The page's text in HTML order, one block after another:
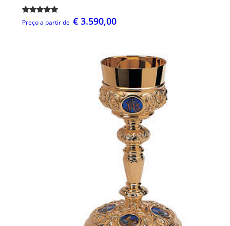
Preço a partir de € 3.590,00